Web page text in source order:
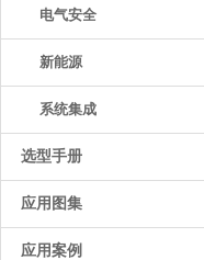
电气安全
新能源
系统集成
选型手册
应用图集
应用案例